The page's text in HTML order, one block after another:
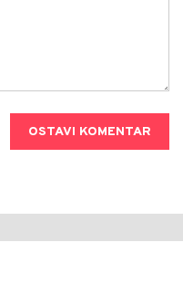
OSTAVI KOMENTAR